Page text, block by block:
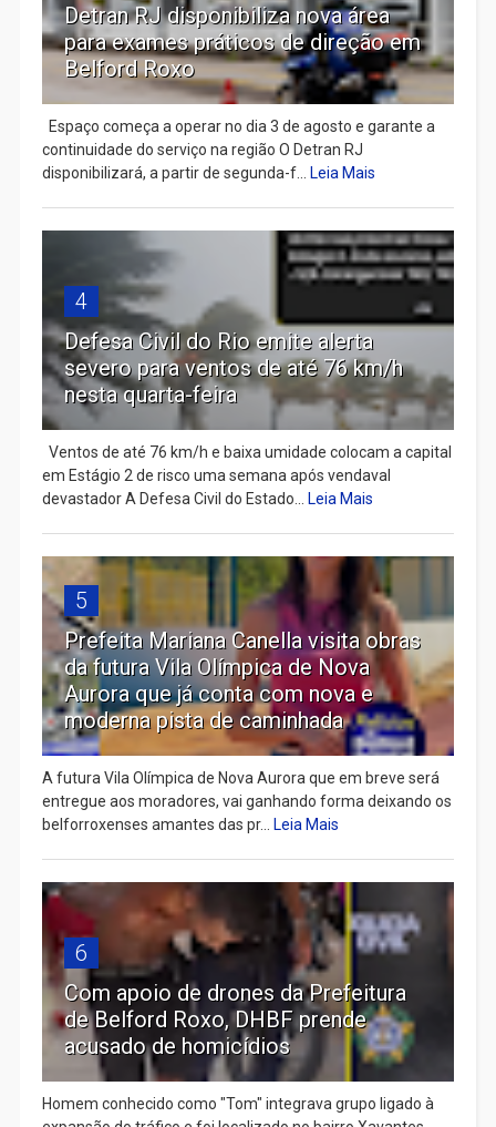
Detran RJ disponibiliza nova área
para exames práticos de direção em
Belford Roxo
Espaço começa a operar no dia 3 de agosto e garante a
continuidade do serviço na região O Detran RJ
disponibilizará, a partir de segunda-f... Leia Mais
4
Defesa Civil do Rio emite alerta
severo para ventos de até 76 km/h
nesta quarta-feira
Ventos de até 76 km/h e baixa umidade colocam a capital
em Estágio 2 de risco uma semana após vendaval
devastador A Defesa Civil do Estado... Leia Mais
5
Prefeita Mariana Canella visita obras
da futura Vila Olímpica de Nova
Aurora que já conta com nova e
moderna pista de caminhada
A futura Vila Olímpica de Nova Aurora que em breve será
entregue aos moradores, vai ganhando forma deixando os
belforroxenses amantes das pr... Leia Mais
6
Com apoio de drones da Prefeitura
de Belford Roxo, DHBF prende
acusado de homicídios
Homem conhecido como "Tom" integrava grupo ligado à